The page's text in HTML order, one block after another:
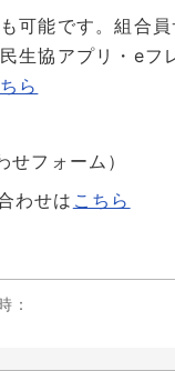
可能です。組合
生協アプリ・eフ
ら
フォーム）
わせは こちら
：